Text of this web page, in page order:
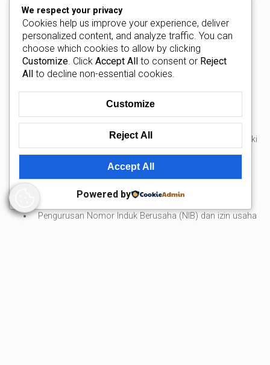
dan kepatuhan hukum jangka panjang.
Layanan hukum utama
untuk investor asing di
Bali
Firma hukum yang berpengalaman biasanya menawarkan
layanan lengkap yang mencakup seluruh proses pendirian
perusahaan. Pendirian PT PMA merupakan langkah utama
karena struktur ini memungkinkan investor asing untuk memiliki
dan menjalankan bisnis secara legal di Indonesia.
Layanan yang umumnya tersedia meliputi:
Registrasi perusahaan PT PMA dan akta pendirian
Pengurusan Nomor Induk Berusaha (NIB) dan izin usaha
We respect your privacy
Cookies help us improve your experience, deliver
personalized content, and analyze traffic. You can
choose which cookies to allow by clicking
Customize . Click Accept All to consent or Reject
All to decline non-essential cookies.
Customize
Reject All
Accept All
Powered by